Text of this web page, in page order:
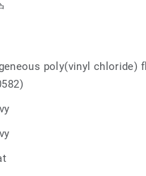
poly(vinyl chloride)